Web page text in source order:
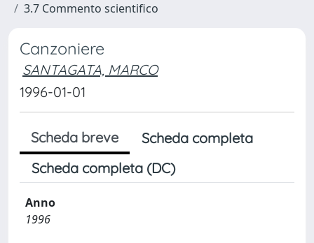
3.7 Commento scientifico
Canzoniere
SANTAGATA, MARCO
1996-01-01
Scheda breve
Scheda completa
Scheda completa (DC)
Anno
1996